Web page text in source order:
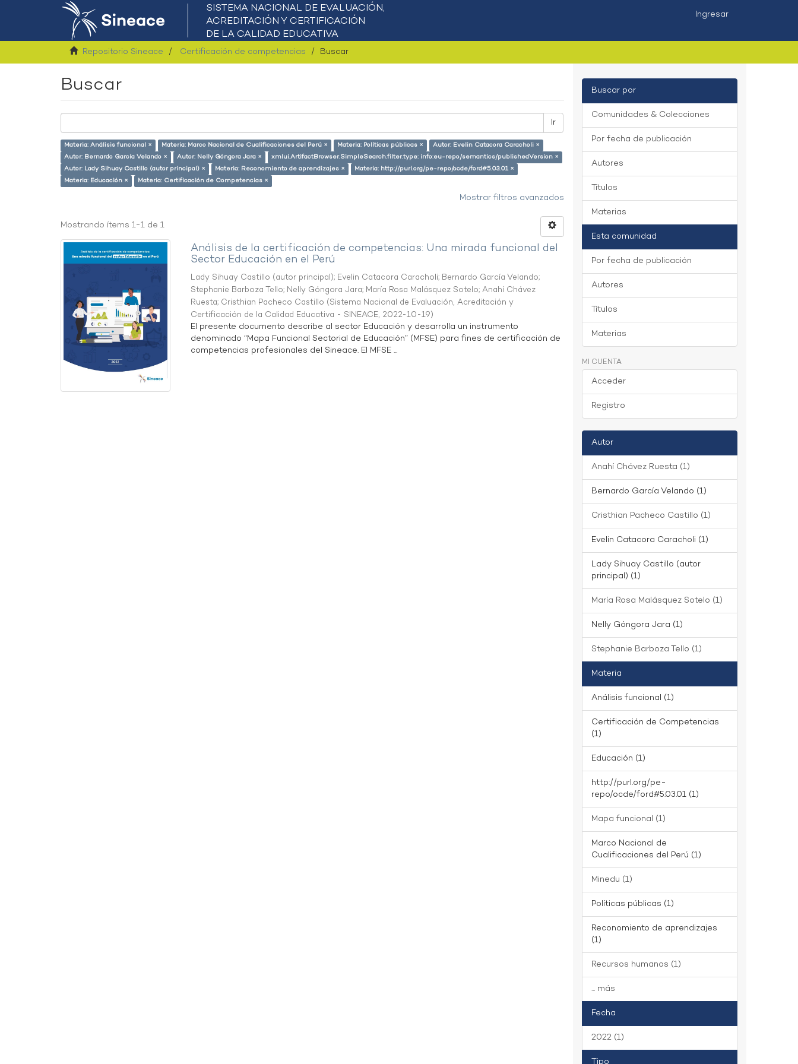
Ingresar
Repositorio Sineace Certificación de competencias Buscar
Buscar
Ir
Materia: Análisis funcional × Materia: Marco Nacional de Cualificaciones del Perú × Materia: Políticas públicas ×
Autor: Evelin Catacora Caracholi ×
Autor: Bernardo García Velando ×
Autor: Nelly Góngora Jara ×
xmlui.ArtifactBrowser.SimpleSearch.filter.type: info:eu-repo/semantics/publishedVersion ×
Autor: Lady Sihuay Castillo (autor principal) ×
Materia: Reconomiento de aprendizajes ×
Materia: http://purl.org/pe-repo/ocde/ford#5.03.01 ×
Materia: Educación ×
Materia: Certificación de Competencias ×
Mostrar filtros avanzados
Mostrando ítems 1-1 de 1
Análisis de la certificación de competencias: Una mirada funcional del
Sector Educación en el Perú
Lady Sihuay Castillo (autor principal); Evelin Catacora Caracholi; Bernardo García Velando;
Stephanie Barboza Tello; Nelly Góngora Jara; María Rosa Malásquez Sotelo;Anahí Chávez
Ruesta; Cristhian Pacheco Castillo (Sistema Nacional de Evaluación, Acreditación y
Certificación de la Calidad Educativa - SINEACE, 2022-10-19)
El presente documento describe al sector Educación y desarrolla un instrumento
denominado “Mapa Funcional Sectorial de Educación” (MFSE) para fines de certificación de
competencias profesionales del Sineace. El MFSE ...
Buscar por
Comunidades & Colecciones
Por fecha de publicación
Autores
Títulos
Materias
Esta comunidad
Por fecha de publicación
Autores
Títulos
Materias
MI CUENTA
Acceder
Registro
Autor
Anahí Chávez Ruesta (1)
Bernardo García Velando (1)
Cristhian Pacheco Castillo (1)
Evelin Catacora Caracholi (1)
Lady Sihuay Castillo (autor
principal) (1)
María Rosa Malásquez Sotelo (1)
Nelly Góngora Jara (1)
Stephanie Barboza Tello (1)
Materia
Análisis funcional (1)
Certificación de Competencias
(1)
Educación (1)
http://purl.org/pe-
repo/ocde/ford#5.03.01 (1)
Mapa funcional (1)
Marco Nacional de
Cualificaciones del Perú (1)
Minedu (1)
Políticas públicas (1)
Reconomiento de aprendizajes
(1)
Recursos humanos (1)
... más
Fecha
2022 (1)